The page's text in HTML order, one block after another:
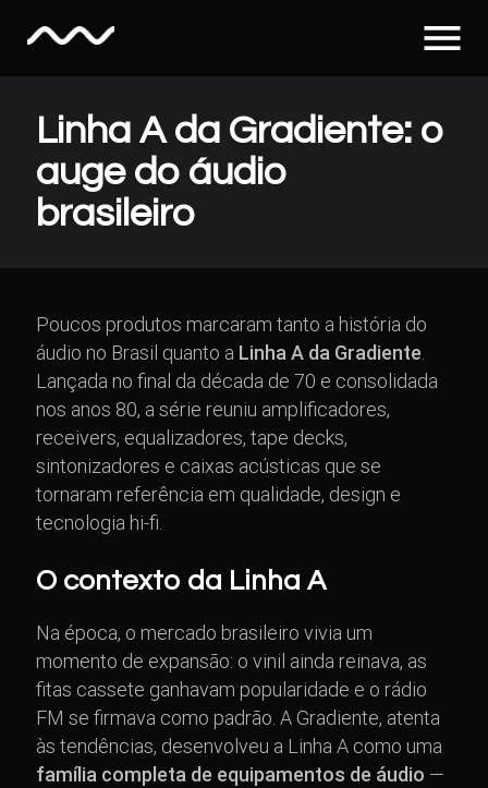
menu
Linha A da Gradiente: o
auge do áudio
brasileiro
Poucos produtos marcaram tanto a história do
áudio no Brasil quanto a Linha A da Gradiente.
Lançada no final da década de 70 e consolidada
nos anos 80, a série reuniu amplificadores,
receivers, equalizadores, tape decks,
sintonizadores e caixas acústicas que se
tornaram referência em qualidade, design e
tecnologia hi-fi.
O contexto da Linha A
Na época, o mercado brasileiro vivia um
momento de expansão: o vinil ainda reinava, as
fitas cassete ganhavam popularidade e o rádio
FM se firmava como padrão. A Gradiente, atenta
às tendências, desenvolveu a Linha A como uma
família completa de equipamentos de áudio —